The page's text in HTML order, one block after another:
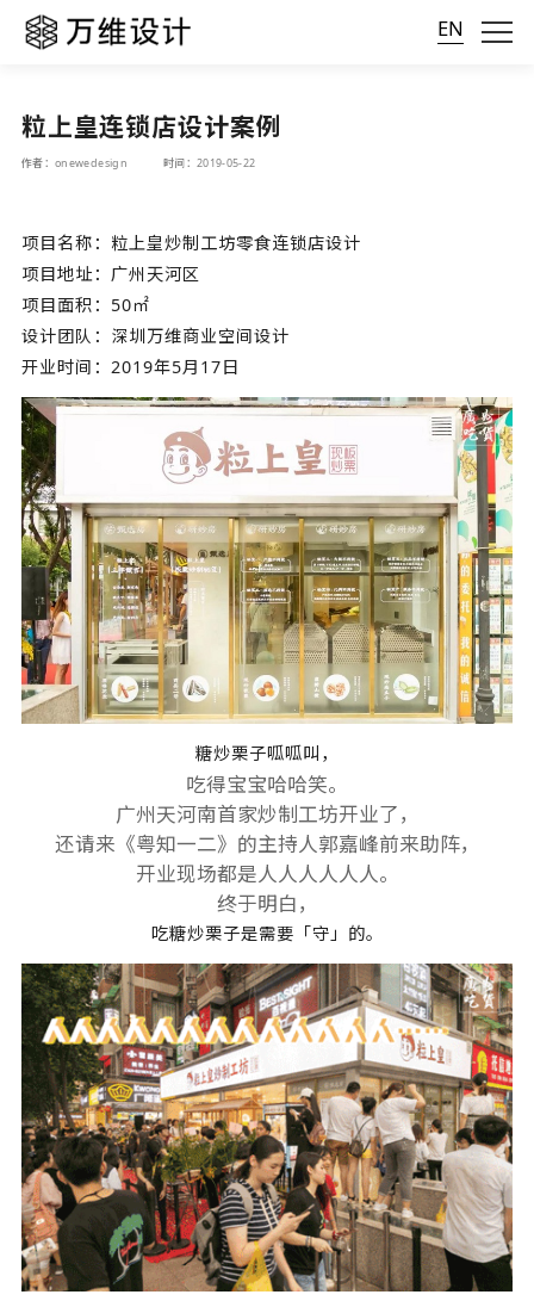
EN
粒上皇连锁店设计案例
作者：onewedesign 时间：2019-05-22
项目名称：粒上皇炒制工坊零食连锁店设计
项目地址：广州天河区
项目面积：50㎡
设计团队：深圳万维商业空间设计
开业时间：2019年5月17日
糖炒栗子呱呱叫，
吃得宝宝哈哈笑。
广州天河南首家炒制工坊开业了，
还请来《粤知一二》的主持人郭嘉峰前来助阵，
开业现场都是人人人人人人。
终于明白，
吃糖炒栗子是需要「守」的。